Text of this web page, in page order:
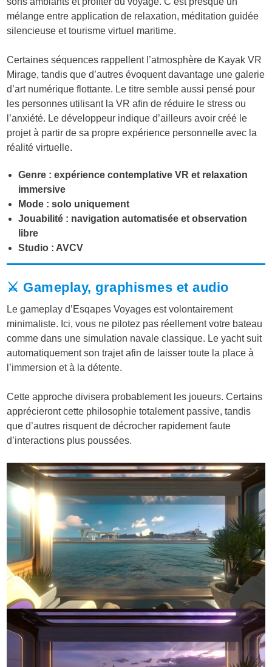
mélange entre application de relaxation, méditation guidée
silencieuse et tourisme virtuel maritime.
Certaines séquences rappellent l’atmosphère de Kayak VR
Mirage, tandis que d’autres évoquent davantage une galerie
d’art numérique flottante. Le titre semble aussi pensé pour
les personnes utilisant la VR afin de réduire le stress ou
l’anxiété. Le développeur indique d’ailleurs avoir créé le
projet à partir de sa propre expérience personnelle avec la
réalité virtuelle.
Genre : expérience contemplative VR et relaxation
immersive
Mode : solo uniquement
Jouabilité : navigation automatisée et observation
libre
Studio : AVCV
⚔️ Gameplay, graphismes et audio
Le gameplay d’Esqapes Voyages est volontairement
minimaliste. Ici, vous ne pilotez pas réellement votre bateau
comme dans une simulation navale classique. Le yacht suit
automatiquement son trajet afin de laisser toute la place à
l’immersion et à la détente.
Cette approche divisera probablement les joueurs. Certains
apprécieront cette philosophie totalement passive, tandis
que d’autres risquent de décrocher rapidement faute
d’interactions plus poussées.